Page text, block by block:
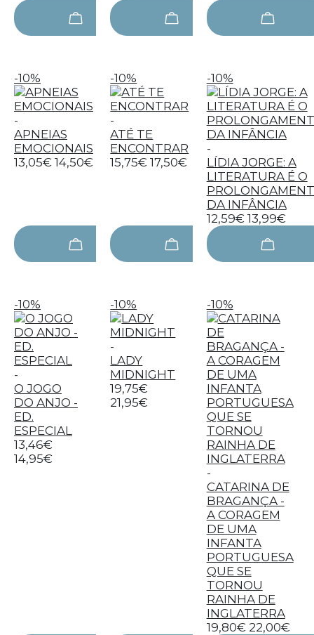
-10%
-
APNEIAS
EMOCIONAIS
13,05€ 14,50€
-10%
-
ATÉ TE
ENCONTRAR
15,75€ 17,50€
-10%
-
LÍDIA JORGE: A
LITERATURA É O
DA INFÂNCIA
12,59€ 13,99€
-10%
-
O JOGO
DO ANJO -
ED.
ESPECIAL
13,46€
14,95€
-10%
-
LADY
MIDNIGHT
19,75€
21,95€
-10%
-
CATARINA DE
BRAGANÇA -
A CORAGEM
DE UMA
INFANTA
PORTUGUESA
QUE SE
TORNOU
RAINHA DE
INGLATERRA
19,80€ 22,00€